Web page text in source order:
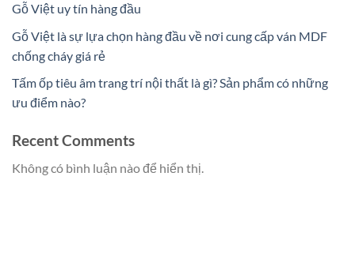
Gỗ Việt uy tín hàng đầu
Gỗ Việt là sự lựa chọn hàng đầu về nơi cung cấp ván MDF
chống cháy giá rẻ
Tấm ốp tiêu âm trang trí nội thất là gì? Sản phẩm có những
ưu điểm nào?
Recent Comments
Không có bình luận nào để hiển thị.